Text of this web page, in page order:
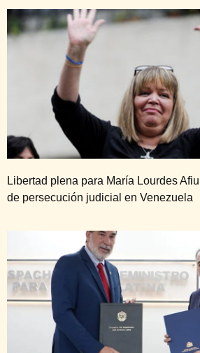
Libertad plena para María Lourdes
de persecución judicial en Venezuela